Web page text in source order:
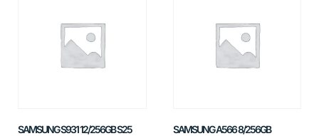
SAMSUNG S931 12/256GB S25 SAMSUNG A566 8/256GB